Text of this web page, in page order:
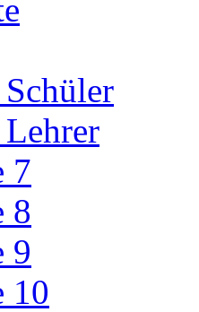
7
8
9
10